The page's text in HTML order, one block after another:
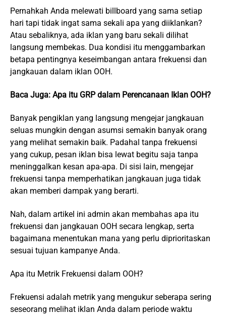
Pernahkah Anda melewati billboard yang sama setiap
hari tapi tidak ingat sama sekali apa yang diiklankan?
Atau sebaliknya, ada iklan yang baru sekali dilihat
langsung membekas. Dua kondisi itu menggambarkan
betapa pentingnya keseimbangan antara frekuensi dan
jangkauan dalam iklan OOH.
Baca Juga: Apa itu GRP dalam Perencanaan Iklan OOH?
Banyak pengiklan yang langsung mengejar jangkauan
seluas mungkin dengan asumsi semakin banyak orang
yang melihat semakin baik. Padahal tanpa frekuensi
yang cukup, pesan iklan bisa lewat begitu saja tanpa
meninggalkan kesan apa-apa. Di sisi lain, mengejar
frekuensi tanpa memperhatikan jangkauan juga tidak
akan memberi dampak yang berarti.
Nah, dalam artikel ini admin akan membahas apa itu
frekuensi dan jangkauan OOH secara lengkap, serta
bagaimana menentukan mana yang perlu diprioritaskan
sesuai tujuan kampanye Anda.
Apa itu Metrik Frekuensi dalam OOH?
Frekuensi adalah metrik yang mengukur seberapa sering
seseorang melihat iklan Anda dalam periode waktu